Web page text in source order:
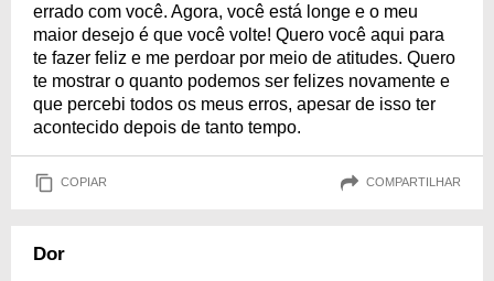
errado com você. Agora, você está longe e o meu
maior desejo é que você volte! Quero você aqui para
te fazer feliz e me perdoar por meio de atitudes. Quero
te mostrar o quanto podemos ser felizes novamente e
que percebi todos os meus erros, apesar de isso ter
acontecido depois de tanto tempo.
COPIAR COMPARTILHAR
Dor